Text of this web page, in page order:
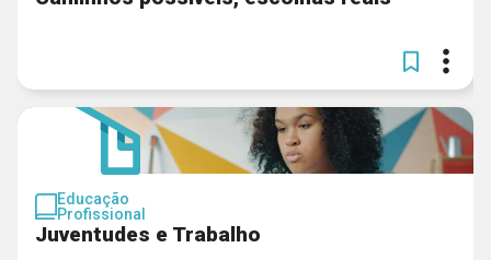
Educação
Profissional
Juventudes e Trabalho